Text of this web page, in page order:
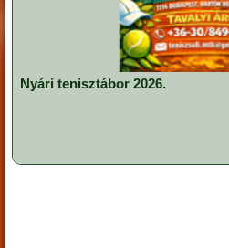
Nyári tenisztábor 2026.